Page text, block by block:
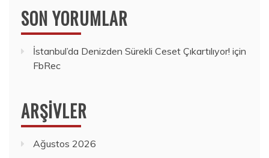
SON YORUMLAR
İstanbul’da Denizden Sürekli Ceset Çıkartılıyor! için
FbRec
ARŞIVLER
Ağustos 2026